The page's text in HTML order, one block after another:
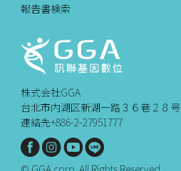
報告書検索
株式会社GGA
台北市内湖区新湖一路３６巷２８号
連絡先+886-2-27951777